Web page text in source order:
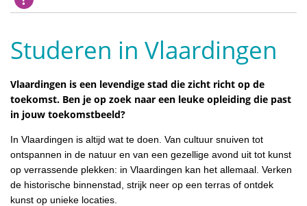
Studeren in Vlaardingen
Vlaardingen is een levendige stad die zicht richt op de
toekomst. Ben je op zoek naar een leuke opleiding die past
in jouw toekomstbeeld?
In Vlaardingen is altijd wat te doen. Van cultuur snuiven tot
ontspannen in de natuur en van een gezellige avond uit tot kunst
op verrassende plekken: in Vlaardingen kan het allemaal. Verken
de historische binnenstad, strijk neer op een terras of ontdek
kunst op unieke locaties.